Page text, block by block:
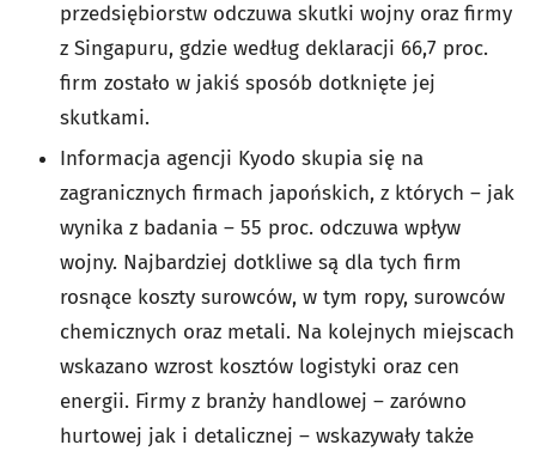
przedsiębiorstw odczuwa skutki wojny oraz firmy
z Singapuru, gdzie według deklaracji 66,7 proc.
firm zostało w jakiś sposób dotknięte jej
skutkami.
Informacja agencji Kyodo skupia się na
zagranicznych firmach japońskich, z których – jak
wynika z badania – 55 proc. odczuwa wpływ
wojny. Najbardziej dotkliwe są dla tych firm
rosnące koszty surowców, w tym ropy, surowców
chemicznych oraz metali. Na kolejnych miejscach
wskazano wzrost kosztów logistyki oraz cen
energii. Firmy z branży handlowej – zarówno
hurtowej jak i detalicznej – wskazywały także